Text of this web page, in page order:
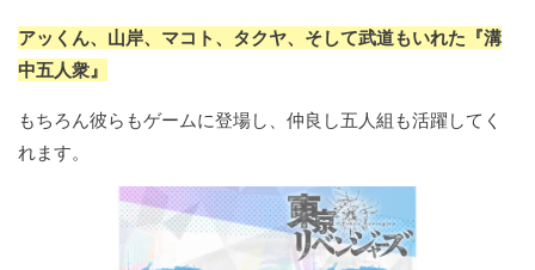
アッくん、山岸、マコト、タクヤ、そして武道もいれた『溝
中五人衆』
もちろん彼らもゲームに登場し、仲良し五人組も活躍してく
れます。